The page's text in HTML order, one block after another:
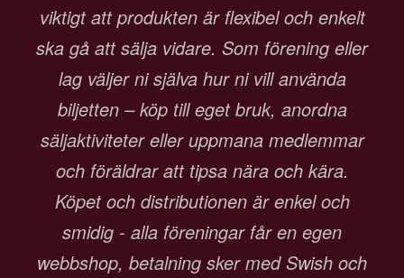
viktigt att produkten är flexibel och enkelt
ska gå att sälja vidare. Som förening eller
lag väljer ni själva hur ni vill använda
biljetten – köp till eget bruk, anordna
säljaktiviteter eller uppmana medlemmar
och föräldrar att tipsa nära och kära.
Köpet och distributionen är enkel och
smidig - alla föreningar får en egen
webbshop, betalning sker med Swish och